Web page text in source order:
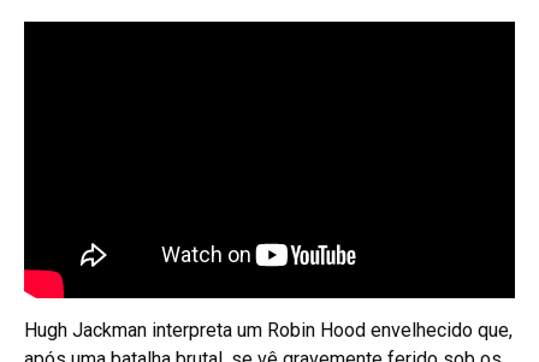
Hugh Jackman interpreta um Robin Hood envelhecido que,